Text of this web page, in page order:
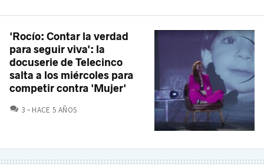
'Rocío: Contar la verdad
para seguir viva': la
docuserie de Telecinco
salta a los miércoles para
competir contra 'Mujer'
3 COMENTARIOS
HACE 5 AÑOS